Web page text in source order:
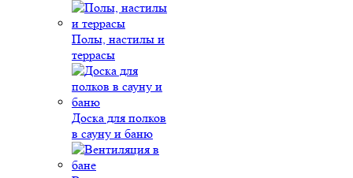
Полы, настилы и
террасы
Доска для полков
в сауну и баню